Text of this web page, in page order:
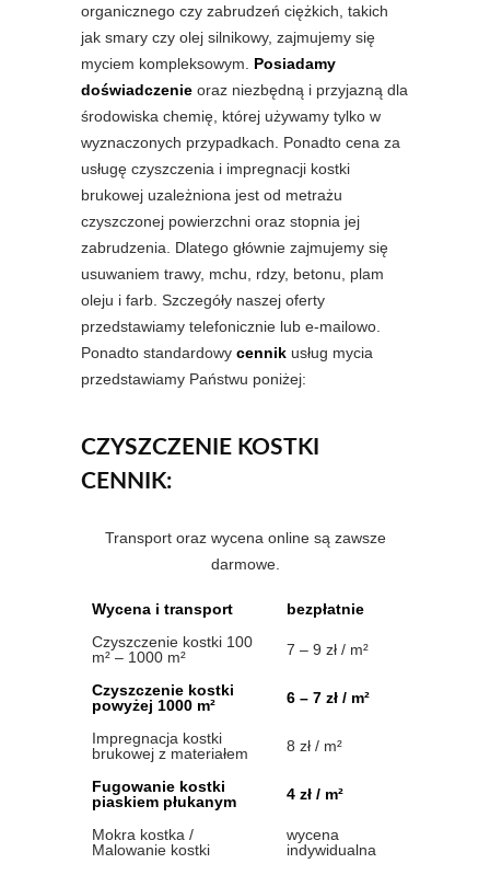
organicznego czy zabrudzeń ciężkich, takich
jak smary czy olej silnikowy, zajmujemy się
myciem kompleksowym. Posiadamy
doświadczenie oraz niezbędną i przyjazną dla
środowiska chemię, której używamy tylko w
wyznaczonych przypadkach. Ponadto cena za
usługę czyszczenia i impregnacji kostki
brukowej uzależniona jest od metrażu
czyszczonej powierzchni oraz stopnia jej
zabrudzenia. Dlatego głównie zajmujemy się
usuwaniem trawy, mchu, rdzy, betonu, plam
oleju i farb. Szczegóły naszej oferty
przedstawiamy telefonicznie lub e-mailowo.
Ponadto standardowy cennik usług mycia
przedstawiamy Państwu poniżej:
CZYSZCZENIE KOSTKI
CENNIK:
Transport oraz wycena online są zawsze
darmowe.
Wycena i transport
bezpłatnie
Czyszczenie kostki 100
m² – 1000 m²
7 – 9 zł / m²
Czyszczenie kostki
powyżej 1000 m²
6 – 7 zł / m²
Impregnacja kostki
brukowej z materiałem
8 zł / m²
Fugowanie kostki
piaskiem płukanym
4 zł / m²
Mokra kostka /
Malowanie kostki
wycena
indywidualna